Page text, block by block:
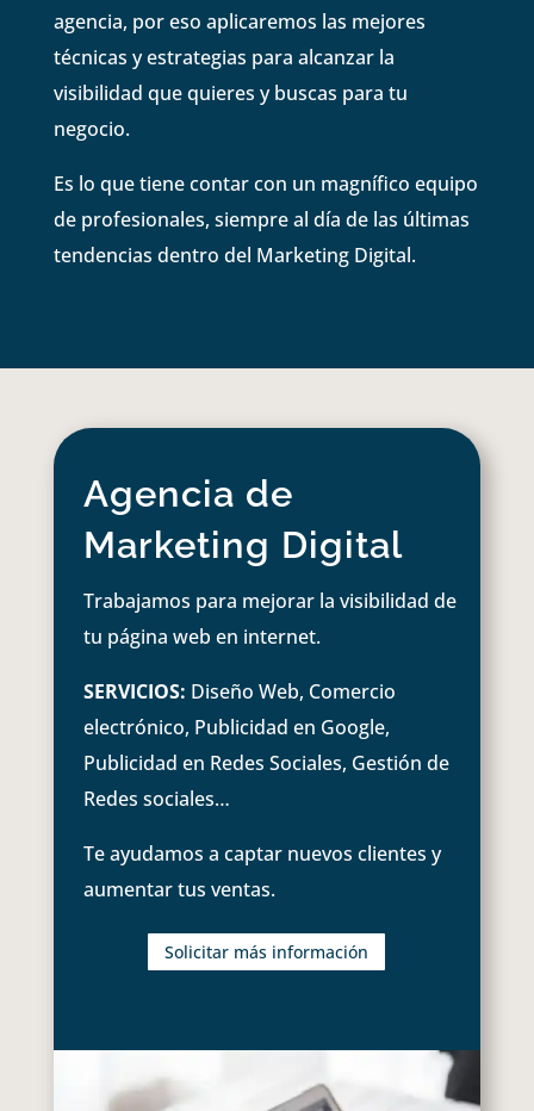
agencia, por eso aplicaremos las mejores
técnicas y estrategias para alcanzar la
visibilidad que quieres y buscas para tu
negocio.
Es lo que tiene contar con un magnífico equipo
de profesionales, siempre al día de las últimas
tendencias dentro del Marketing Digital.
Agencia de
Marketing Digital
Trabajamos para mejorar la visibilidad de
tu página web en internet.
SERVICIOS: Diseño Web, Comercio
electrónico, Publicidad en Google,
Publicidad en Redes Sociales, Gestión de
Redes sociales…
Te ayudamos a captar nuevos clientes y
aumentar tus ventas.
Solicitar más información